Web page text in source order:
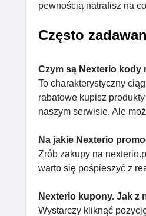
pewnością natrafisz na
Często
Czym są Nexterio kody
To charakterystyczny
rabatowe kupisz
naszym serwisie. Ale
Na jakie Nexterio
Zrób zakupy na
warto się pośpieszyć z
Nexterio kupony. Jak z
Wystarczy kliknąć